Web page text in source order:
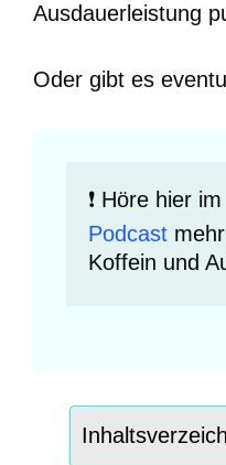
Ausdauerleistung
Oder gibt es
❗️ Höre hier im
Podcast
Koffein und